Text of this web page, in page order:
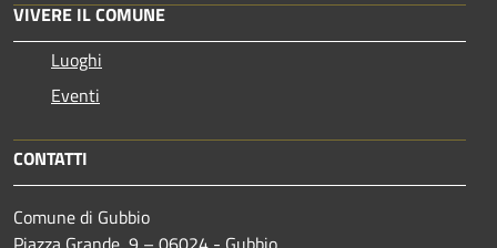
VIVERE IL COMUNE
Luoghi
Eventi
CONTATTI
Comune di Gubbio